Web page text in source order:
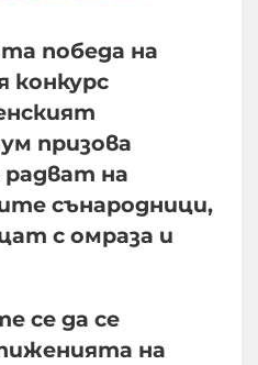
победа на
конкурс
призова
радват на
сънародници,
с омраза и
се да се
на